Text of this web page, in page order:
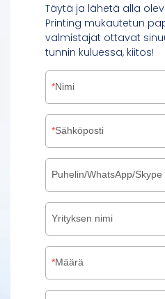
Täytä ja lähetä alla
Printing mukautetun
valmistajat ottavat
tunnin kuluessa, kiitos!
Nimi
Sähköposti
Puhelin/WhatsApp/Skype
Yrityksen nimi
Määrä